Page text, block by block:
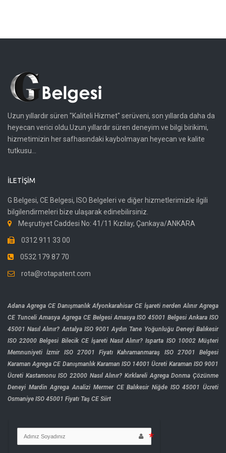
Uzun yıllardır süren "Kaliteli Hizmet" serüveni, son yıllarda daha da
heyecan verici oldu.Uzun yıllardır süren deneyim ve bilgi birikimi,
hizmetimizin her safhasındaki kaybolmayan heyecan ve kalite
tutkusu...
İLETIŞIM
G Belgesi, CE Belgesi, ISO Belgeleri ve diğer hizmetlerimizle ilgili
bilgilendirmeleri bize ulaşarak edinebilirsiniz.
Meşrutiyet Caddesi No: 41/11 Kızılay, Çankaya/ANKARA
0312 911 33 00
0532 179 87 70
rota@rotapatent.com
Adana Agrega CE Danışmanlık Afyonkarahisar CE İşareti nerden Alınır Agrega
CE Tunceli Amasya Agrega CE Belgesi Amasya ISO 45001 Belgesi Ankara ISO
45001 Nasıl Alınır? Antalya ISO 9001 Aydın Tane Yoğunluğu Deneyi Balıkesir
ISO 22000 Belgesi Bilecik CE İşareti Nasıl Alınır? Isparta ISO 10002 Müşteri
Memnuniyeti İzmir ISO 27001 Fiyatı Kahramanmaraş ISO 27001 Belgesi
Karaman Agrega CE Danışmanlık Karaman ISO 14001 Ücreti Karaman ISO 9001
Ücreti Kastamonu ISO 22000 Nasıl Alınır? Kırklareli Agrega Donma Çözünme
Deneyi Mardin Agrega Analizi Mermer CE Balıkesir Niğde ISO 45001 Ücreti
Osmaniye ISO 45001 Fiyatı Taş CE Siirt